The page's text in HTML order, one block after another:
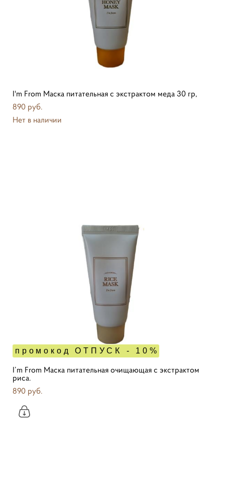
I'm From Маска питательная с экстрактом меда 30 гр,
890 pуб.
Нет в наличии
промокод ОТПУСК - 10%
I’m From Маска питательная очищающая с экстрактом
риса.
890 pуб.